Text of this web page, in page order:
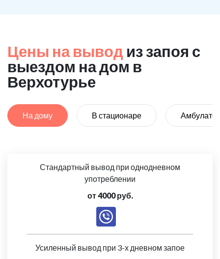
Цены на вывод из запоя с
выездом на дом в
Верхотурье
На дому В стационаре
Стандартный вывод при однодневном
употреблении
от 4000 руб.
Усиленный вывод при 3-х дневном запое